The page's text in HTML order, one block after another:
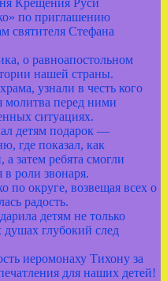
Крещения Руси
по приглашению
святителя Стефана
о равноапостольном
нашей страны.
узнали в честь кого
молитва перед ними
ситуациях.
детям подарок —
где показал, как
затем ребята смогли
в роли звонаря.
по округе, возвещая всех о
радость.
детям не только
глубокий след
иеромонаху Тихону за
для наших детей!